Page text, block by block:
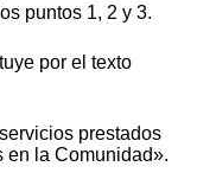
puntos 1, 2 y 3.
por el texto
prestados
en la Comunidad».